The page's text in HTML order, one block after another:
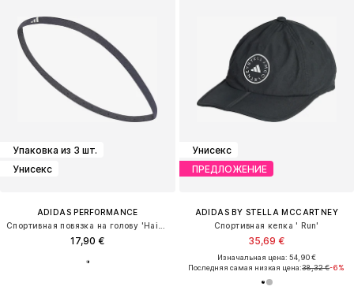
Упаковка из 3 шт.
Унисекс
ADIDAS PERFORMANCE
17,90 €
Унисекс
ПРЕДЛОЖЕНИЕ
ADIDAS BY STELLA MCCARTNEY
Спортивная кепка ' Run'
35,69 €
Изначальная цена: 54,90 €
Последняя самая низкая цена:38,32 €-6%